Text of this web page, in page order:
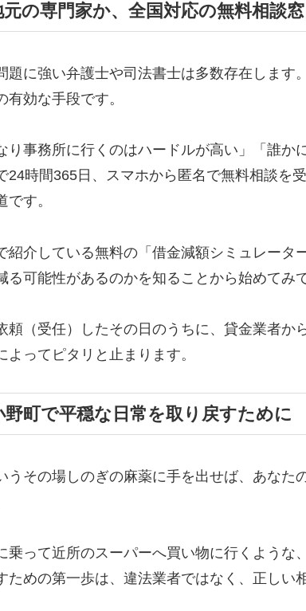
の専門家か、全国対応の無料相談
題に強い弁護士や司法書士は多数存在します
効な手段です。
り事務所に行くのはハードルが高い」「誰か
24時間365日、スマホから匿名で無料相談を
です。
紹介している無料の「借金減額シミュレータ
る可能性があるのかを知ることから始めてみ
頼（受任）したその日のうちに、貸金業者か
よってピタリと止まります。
野町で平穏な日常を取り戻すために
うその場しのぎの麻薬に手を出せば、あな
乗って近所のスーパーへ買い物に行くような
ための第一歩は、違法業者ではなく、正しい